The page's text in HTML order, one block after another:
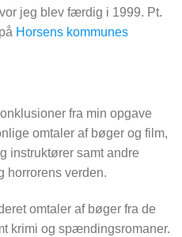
jeg blev færdig i 1999. Pt.
Horsens kommunes
fra min opgave
omtaler af bøger og film,
instruktører samt andre
horrorens verden.
omtaler af bøger fra de
krimi og spændingsromaner.